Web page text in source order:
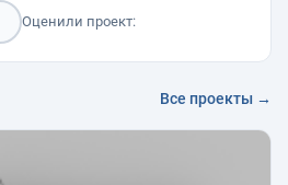
Оценили проект:
Все проекты →